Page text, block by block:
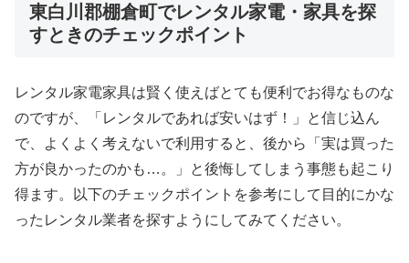
東白川郡棚倉町でレンタル家電・家具を探
すときのチェックポイント
レンタル家電家具は賢く使えばとても便利でお得なものな
のですが、「レンタルであれば安いはず！」と信じ込ん
で、よくよく考えないで利用すると、後から「実は買った
方が良かったのかも…。」と後悔してしまう事態も起こり
得ます。以下のチェックポイントを参考にして目的にかな
ったレンタル業者を探すようにしてみてください。